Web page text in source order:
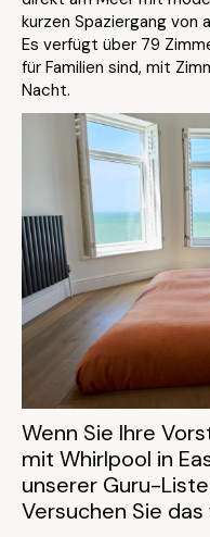
kurzen Spaziergang von
Es verfügt über 79
für Familien sind, mit
Nacht.
Wenn Sie Ihre
mit Whirlpool in
unserer Guru-
Versuchen Sie